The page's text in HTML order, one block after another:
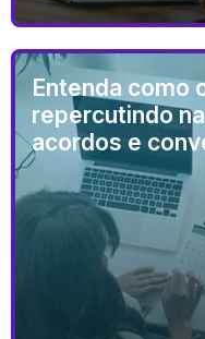
Entenda como
repercutindo
acordos e